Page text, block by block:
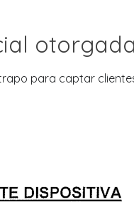
para captar